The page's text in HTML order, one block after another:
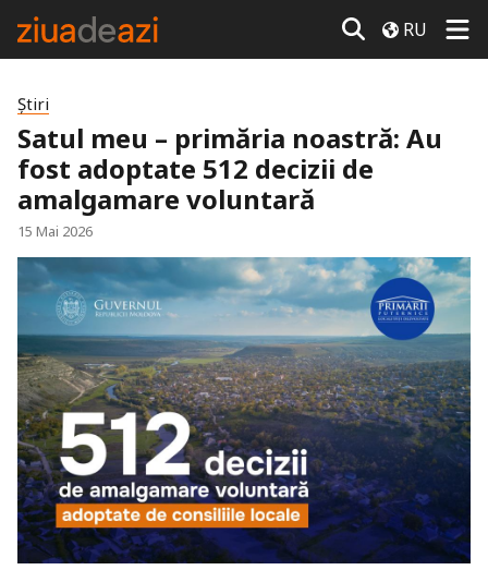
RU
Știri
Satul meu – primăria noastră: Au
fost adoptate 512 decizii de
amalgamare voluntară
15 Mai 2026